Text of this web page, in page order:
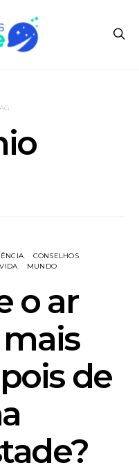
CONSELHOS
MUNDO
o ar
de